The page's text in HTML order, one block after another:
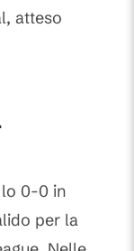
atteso
0-0 in
per la